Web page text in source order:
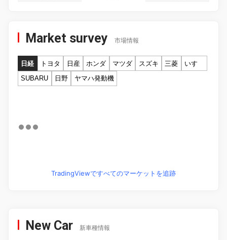
Market survey 市場情報
日経 トヨタ 日産 ホンダ マツダ スズキ 三菱
いすゞ
SUBARU
日野 ヤマハ発動機
TradingViewですべてのマーケットを追跡
New Car 新車種情報